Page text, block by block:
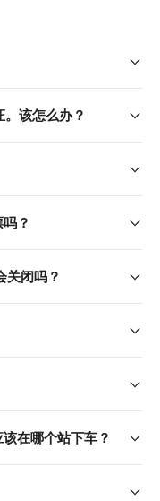
美的瞬间。
更是一座
高空文化与
旅增添终极亮点！
便捷又安全。原因如
上的二维码即可进入，
时全天候多语种客
该怎么办？
？
关闭吗？
在哪个站下车？